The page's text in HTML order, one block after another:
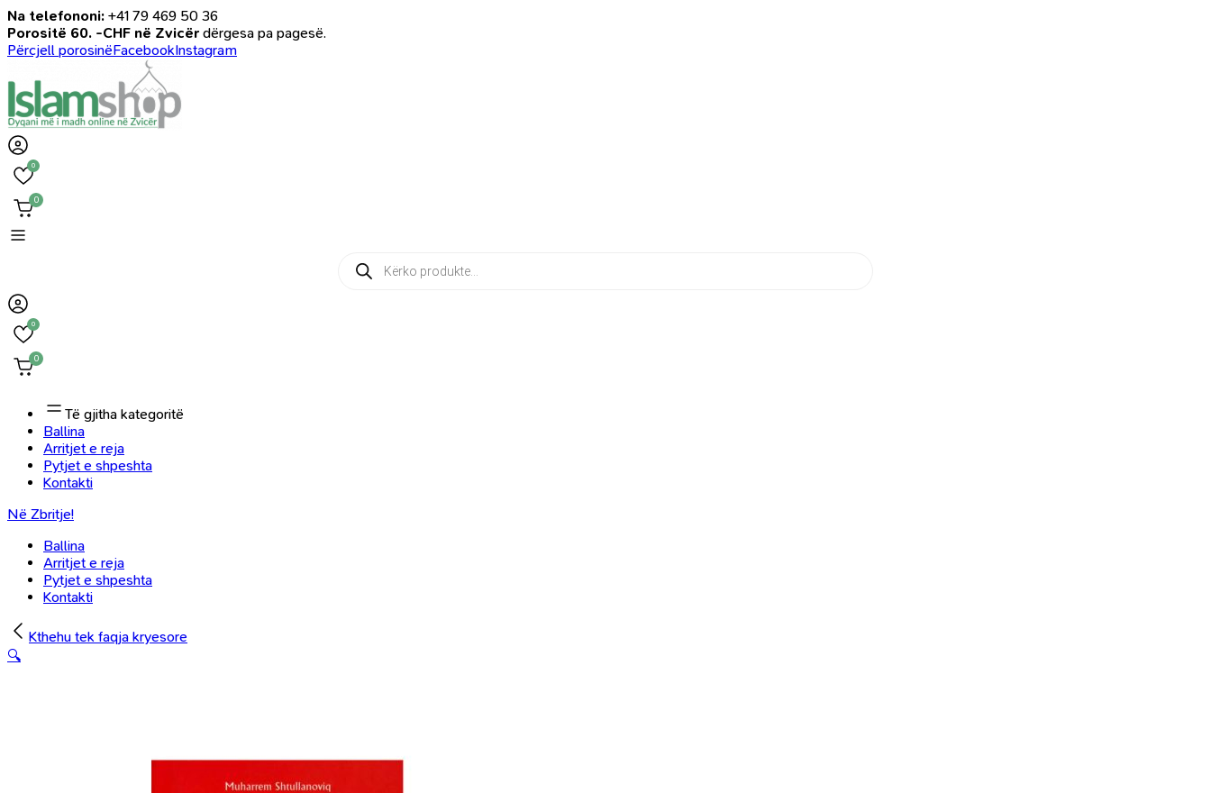
Na telefononi: +41 79 469 50 36
Porositë 60. -CHF në Zvicër dërgesa pa pagesë.
Përcjell porosinëFacebookInstagram
0
0
Products
search
0
0
Të gjitha kategoritë
Ballina
Arritjet e reja
Pytjet e shpeshta
Kontakti
Në Zbritje!
Ballina
Arritjet e reja
Pytjet e shpeshta
Kontakti
Kthehu tek faqja kryesore
🔍